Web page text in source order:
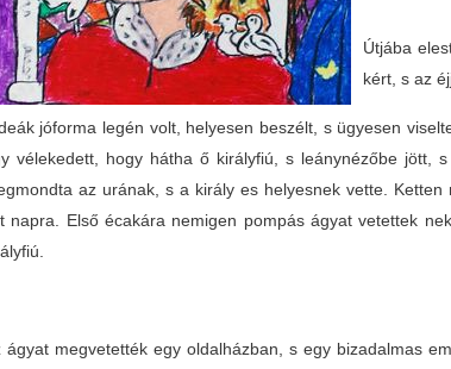
Útjába
kért, s az
jóforma legén volt, helyesen beszélt, s ügyesen
vélekedett, hogy hátha ő királyfiú, s leánynézőbe jött,
az urának, s a király es helyesnek vette.
napra. Első écakára nemigen pompás ágyat vetettek
ágyat megvetették egy oldalházban, s egy bizadalmas